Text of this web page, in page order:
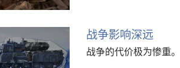
战争影响深远
战争的代价极为惨重